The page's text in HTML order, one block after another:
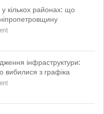
кількох районах: що
інфраструктури:
вибилися з графіка